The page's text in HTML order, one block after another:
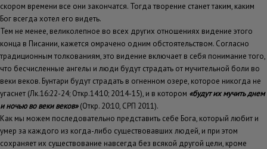
скором времени все они закончатся. Тогда творение станет таким, каким
Бог всегда хотел его видеть.
Тем не менее, великолепное во всех других отношениях видение этого
конца в Писании, кажется омрачено одним обстоятельством. Согласно
традиционным толкованиям, это видение включает в себя понимание того,
что бесчисленные ангелы и люди будут страдать от мучительной боли во
веки веков. Бунтари будут страдать в огненном озере, которое никогда не
угаснет (Лк.16:22-24; Откр.14:10; 20:14-15), и в котором «будут их мучить днем
и ночью во веки веков»(Откр. 20:10, СРП 2011).
Как мы можем последовательно представить себе Бога, который любит и
умер за каждого из когда-либо существовавших людей, и при этом
сохраняет их существование навсегда без всякой другой цели, кроме